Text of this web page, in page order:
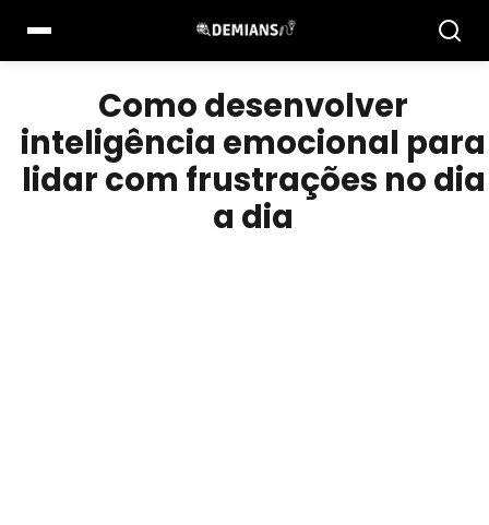
para
o
Como desenvolver
inteligência emocional para
lidar com frustrações no dia
a dia